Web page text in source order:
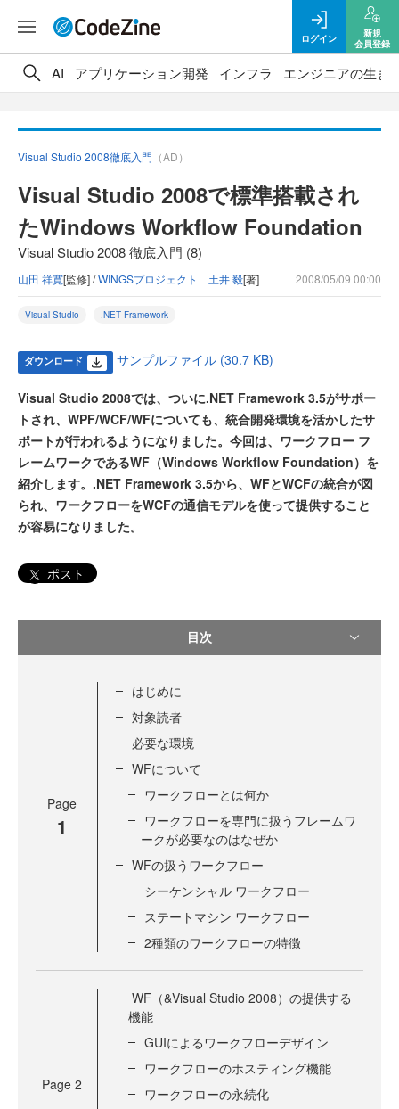
ログイン
新規
会員登録
AI アプリケーション開発 インフラ エンジニアの生き
Visual Studio 2008徹底入門 （AD）
Visual Studio 2008で標準搭載され
たWindows Workflow Foundation
Visual Studio 2008 徹底入門 (8)
山田 祥寛[監修] /WINGSプロジェクト 土井 毅[著] 2008/05/09 00:00
Visual Studio .NET Framework
ダウンロード サンプルファイル (30.7 KB)
Visual Studio 2008では、ついに.NET Framework 3.5がサポー
トされ、WPF/WCF/WFについても、統合開発環境を活かしたサ
ポートが行われるようになりました。今回は、ワークフロー フ
レームワークであるWF（Windows Workflow Foundation）を
紹介します。.NET Framework 3.5から、WFとWCFの統合が図
られ、ワークフローをWCFの通信モデルを使って提供すること
が容易になりました。
ポスト
目次
Page
1
はじめに
対象読者
必要な環境
WFについて
ワークフローとは何か
ワークフローを専門に扱うフレームワ
ークが必要なのはなぜか
WFの扱うワークフロー
シーケンシャル ワークフロー
ステートマシン ワークフロー
2種類のワークフローの特徴
Page 2
WF（&Visual Studio 2008）の提供する
機能
GUIによるワークフローデザイン
ワークフローのホスティング機能
ワークフローの永続化